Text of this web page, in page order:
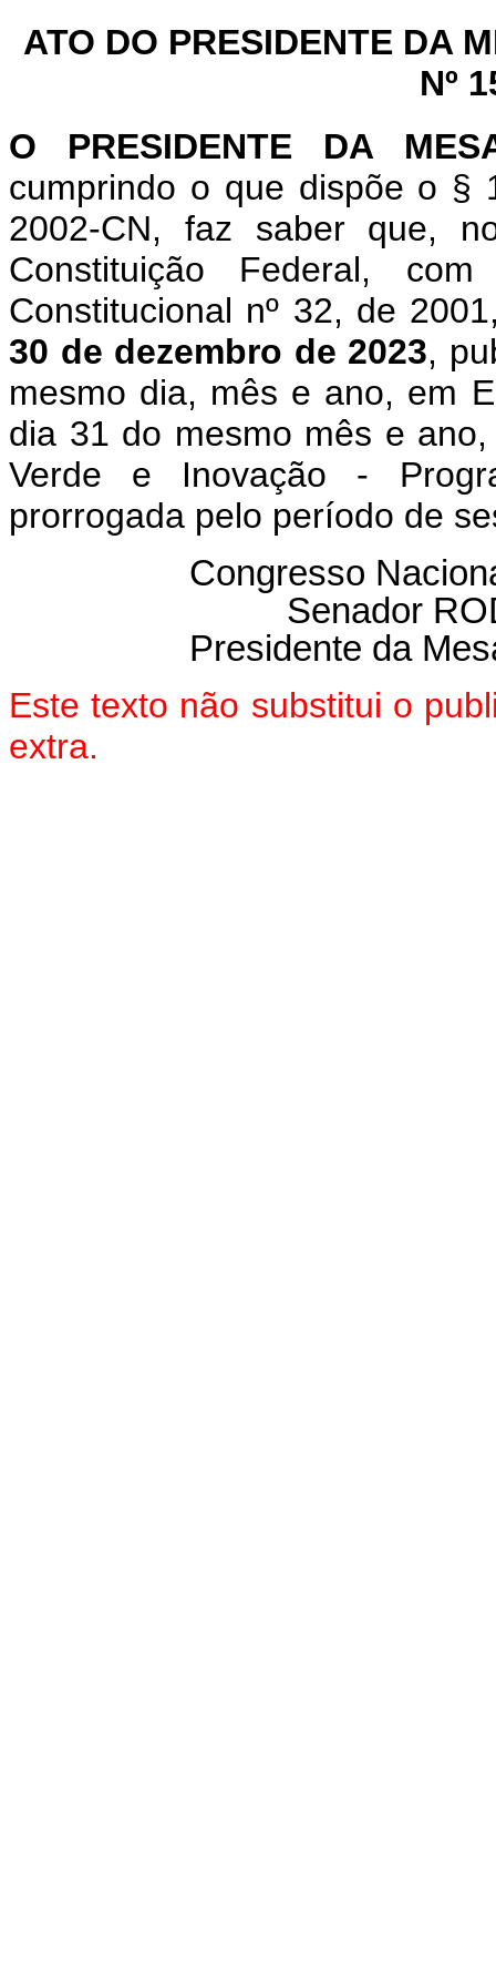
ATO DO PRESIDENTE DA
Nº
O PRESIDENTE DA
cumprindo o que dispõe o §
2002-CN, faz saber que,
Constituição Federal,
Constitucional nº 32, de
30 de dezembro de 2023,
mesmo dia, mês e ano, em
dia 31 do mesmo mês e
Verde e Inovação -
prorrogada pelo período de
Congresso
Senador
Presidente da
Este texto não substitui o
extra.